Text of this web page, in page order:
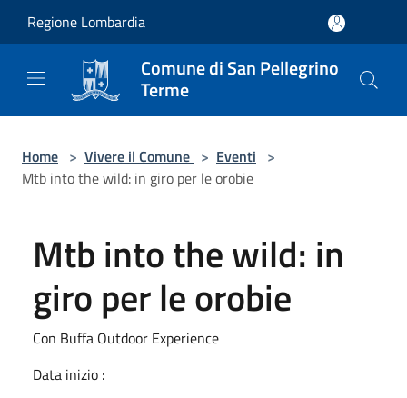
Regione Lombardia
Comune di San Pellegrino
Terme
Home > Vivere il Comune > Eventi >
Mtb into the wild: in giro per le orobie
Mtb into the wild: in
giro per le orobie
Con Buffa Outdoor Experience
Data inizio :